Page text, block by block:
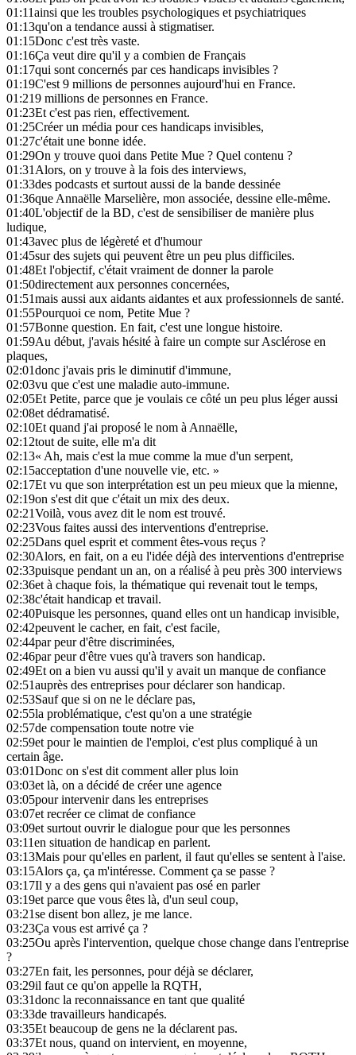
01:11ainsi que les troubles psychologiques et psychiatriques
01:13qu'on a tendance aussi à stigmatiser.
01:15Donc c'est très vaste.
01:16Ça veut dire qu'il y a combien de Français
01:17qui sont concernés par ces handicaps invisibles ?
01:19C'est 9 millions de personnes aujourd'hui en France.
01:219 millions de personnes en France.
01:23Et c'est pas rien, effectivement.
01:25Créer un média pour ces handicaps invisibles,
01:27c'était une bonne idée.
01:29On y trouve quoi dans Petite Mue ? Quel contenu ?
01:31Alors, on y trouve à la fois des interviews,
01:33des podcasts et surtout aussi de la bande dessinée
01:36que Annaëlle Marselière, mon associée, dessine elle-même.
01:40L'objectif de la BD, c'est de sensibiliser de manière plus
ludique,
01:43avec plus de légèreté et d'humour
01:45sur des sujets qui peuvent être un peu plus difficiles.
01:48Et l'objectif, c'était vraiment de donner la parole
01:50directement aux personnes concernées,
01:51mais aussi aux aidants aidantes et aux professionnels de santé.
01:55Pourquoi ce nom, Petite Mue ?
01:57Bonne question. En fait, c'est une longue histoire.
01:59Au début, j'avais hésité à faire un compte sur Asclérose en
plaques,
02:01donc j'avais pris le diminutif d'immune,
02:03vu que c'est une maladie auto-immune.
02:05Et Petite, parce que je voulais ce côté un peu plus léger aussi
02:08et dédramatisé.
02:10Et quand j'ai proposé le nom à Annaëlle,
02:12tout de suite, elle m'a dit
02:13« Ah, mais c'est la mue comme la mue d'un serpent,
02:15acceptation d'une nouvelle vie, etc. »
02:17Et vu que son interprétation est un peu mieux que la mienne,
02:19on s'est dit que c'était un mix des deux.
02:21Voilà, vous avez dit le nom est trouvé.
02:23Vous faites aussi des interventions d'entreprise.
02:25Dans quel esprit et comment êtes-vous reçus ?
02:30Alors, en fait, on a eu l'idée déjà des interventions d'entreprise
02:33puisque pendant un an, on a réalisé à peu près 300 interviews
02:36et à chaque fois, la thématique qui revenait tout le temps,
02:38c'était handicap et travail.
02:40Puisque les personnes, quand elles ont un handicap invisible,
02:42peuvent le cacher, en fait, c'est facile,
02:44par peur d'être discriminées,
02:46par peur d'être vues qu'à travers son handicap.
02:49Et on a bien vu aussi qu'il y avait un manque de confiance
02:51auprès des entreprises pour déclarer son handicap.
02:53Sauf que si on ne le déclare pas,
02:55la problématique, c'est qu'on a une stratégie
02:57de compensation toute notre vie
02:59et pour le maintien de l'emploi, c'est plus compliqué à un
certain âge.
03:01Donc on s'est dit comment aller plus loin
03:03et là, on a décidé de créer une agence
03:05pour intervenir dans les entreprises
03:07et recréer ce climat de confiance
03:09et surtout ouvrir le dialogue pour que les personnes
03:11en situation de handicap en parlent.
03:13Mais pour qu'elles en parlent, il faut qu'elles se sentent à l'aise.
03:15Alors ça, ça m'intéresse. Comment ça se passe ?
03:17Il y a des gens qui n'avaient pas osé en parler
03:19et parce que vous êtes là, d'un seul coup,
03:21se disent bon allez, je me lance.
03:23Ça vous est arrivé ça ?
03:25Ou après l'intervention, quelque chose change dans l'entreprise
?
03:27En fait, les personnes, pour déjà se déclarer,
03:29il faut ce qu'on appelle la RQTH,
03:31donc la reconnaissance en tant que qualité
03:33de travailleurs handicapés.
03:35Et beaucoup de gens ne la déclarent pas.
03:37Et nous, quand on intervient, en moyenne,